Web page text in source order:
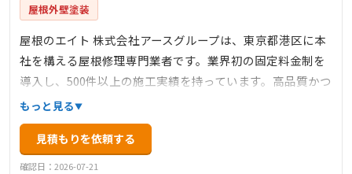
屋根外壁塗装
屋根のエイト 株式会社アースグループは、東京都港区に本
社を構える屋根修理専門業者です。業界初の固定料金制を
導入し、500件以上の施工実績を持っています。高品質かつ
低価格なサービスを提供し、イタリア大使館からの依頼を
受けるなど、その技術力には定評があります。主な事業内
容は、屋根工事、板金工事、雨どい工事、金属サイディン
グ工事、光触媒防汚・超抗菌消臭など多岐にわたります。
もっと見る
見積もりを依頼する
確認日：2026-07-21